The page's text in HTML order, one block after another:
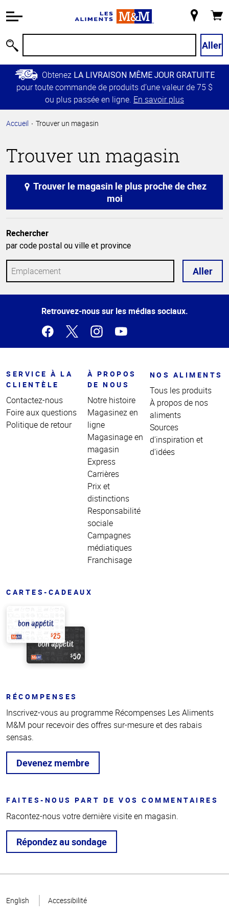
relative à
Passer
contenu
principal
Retour à
principale
magasin
Aller
Obtenez LA LIVRAISON MÊME JOUR GRATUITE
pour toute commande de produits d’une valeur de 75 $
ou plus passée en ligne. En savoir plus
Accueil Trouver un magasin
Trouver un magasin
moi
Rechercher
par code postal ou ville et province
Aller
Retrouvez-nous sur les médias sociaux.
SERVICE À LA
CLIENTÈLE
Contactez-nous
Foire aux questions
Politique de retour
À PROPOS
DE NOUS
Notre histoire
Magasinez en
ligne
Magasinage en
magasin
Express
Carrières
Prix et
distinctions
Responsabilité
sociale
Campagnes
médiatiques
Franchisage
NOS ALIMENTS
Tous les produits
À propos de nos
aliments
Sources
d'inspiration et
d'idées
CARTES-CADEAUX
RÉCOMPENSES
Inscrivez-vous au programme Récompenses Les Aliments
M&M pour recevoir des offres sur-mesure et des rabais
sensas.
Devenez membre
FAITES-NOUS PART DE VOS COMMENTAIRES
Racontez-nous votre dernière visite en magasin.
Répondez au sondage
page
English Accessibilité